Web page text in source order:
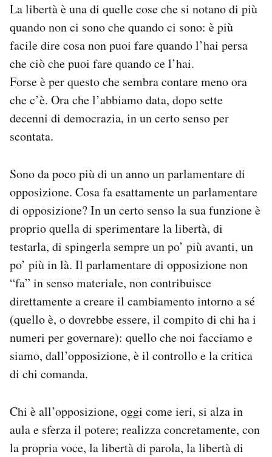
CALENDARIO
AREA PERSONALE
Area Personale
Newsletter
Regala il Post
Hai bisogno di aiuto?
La libertà è una di quelle cose che si notano di più
quando non ci sono che quando ci sono: è più
facile dire cosa non puoi fare quando l’hai persa
che ciò che puoi fare quando ce l’hai.
Forse è per questo che sembra contare meno ora
che c’è. Ora che l’abbiamo data, dopo sette
decenni di democrazia, in un certo senso per
scontata.
Sono da poco più di un anno un parlamentare di
opposizione. Cosa fa esattamente un parlamentare
di opposizione? In un certo senso la sua funzione è
proprio quella di sperimentare la libertà, di
testarla, di spingerla sempre un po’ più avanti, un
po’ più in là. Il parlamentare di opposizione non
“fa” in senso materiale, non contribuisce
direttamente a creare il cambiamento intorno a sé
(quello è, o dovrebbe essere, il compito di chi ha i
numeri per governare): quello che noi facciamo e
siamo, dall’opposizione, è il controllo e la critica
di chi comanda.
Chi è all’opposizione, oggi come ieri, si alza in
aula e sferza il potere; realizza concretamente, con
la propria voce, la libertà di parola, la libertà di